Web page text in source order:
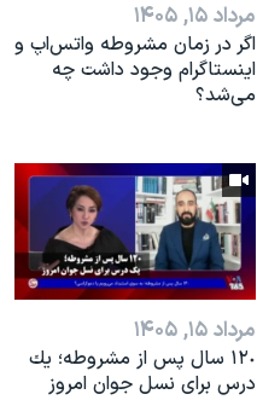
مرداد ۱۵, ۱۴۰۵
اگر در زمان مشروطه واتس‌اپ و
اینستاگرام وجود داشت چه
مى‌شد؟
مرداد ۱۵, ۱۴۰۵
١٢٠ سال پس از مشروطه؛ یك
درس براى نسل جوان امروز